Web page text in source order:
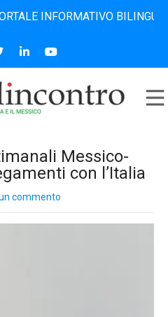
INFORMATIVO BILINGUE
Messico-
con l’Italia
commento